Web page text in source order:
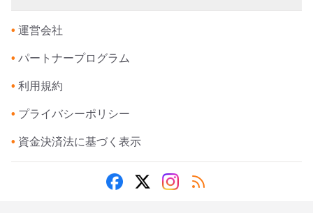
• 運営会社
• パートナープログラム
• 利用規約
• プライバシーポリシー
• 資金決済法に基づく表示